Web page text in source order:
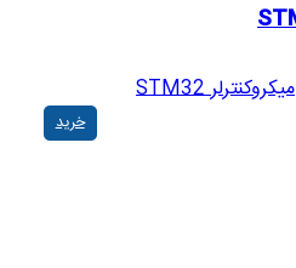
میکروکنترلر STM32
خرید